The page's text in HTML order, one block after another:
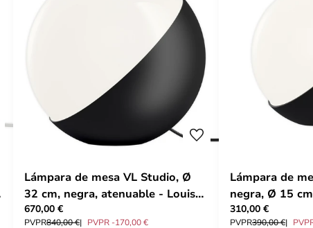
Lámpara de mesa VL Studio, Ø
32 cm, negra, atenuable - Louis
Poulsen
670,00 €
PVPR840,00 € PVPR -170,00 €
Lámpara de
negra, Ø 15
Poulsen
310,00 €
PVPR390,00 €